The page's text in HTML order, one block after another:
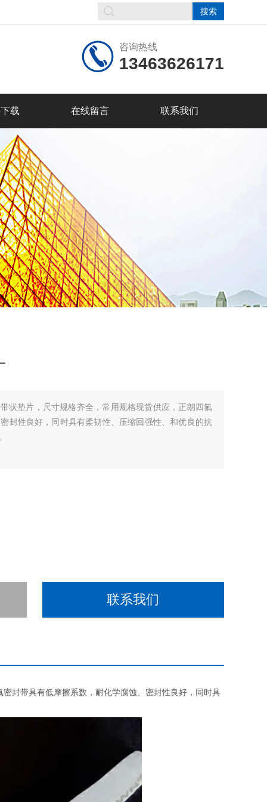
咨询热线
13463626171
载 在线留言 联系我们
状垫片，尺寸规格齐全，常用规格现货供应，正朗四氟
封性良好，同时具有柔韧性、压缩回强性、和优良的抗
联系我们
封带具有低摩擦系数，耐化学腐蚀、密封性良好，同时具